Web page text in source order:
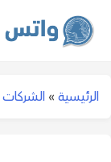
الرئيسية » الشركات